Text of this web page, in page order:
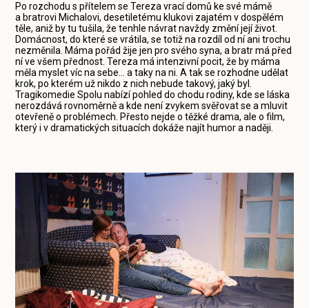
Po rozchodu s přítelem se Tereza vrací domů ke své mámě
a bratrovi Michalovi, desetiletému klukovi zajatém v dospělém
těle, aniž by tu tušila, že tenhle návrat navždy změní její život.
Domácnost, do které se vrátila, se totiž na rozdíl od ní ani trochu
nezměnila. Máma pořád žije jen pro svého syna, a bratr má před
ní ve všem přednost. Tereza má intenzivní pocit, že by máma
měla myslet víc na sebe… a taky na ni. A tak se rozhodne udělat
krok, po kterém už nikdo z nich nebude takový, jaký byl.
Tragikomedie Spolu nabízí pohled do chodu rodiny, kde se láska
nerozdává rovnoměrně a kde není zvykem svěřovat se a mluvit
otevřeně o problémech. Přesto nejde o těžké drama, ale o film,
který i v dramatických situacích dokáže najít humor a naději.